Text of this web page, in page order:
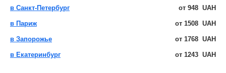
в Санкт-Петербург от 948 UAH
в Париж от 1508 UAH
в Запорожье от 1768 UAH
в Екатеринбург от 1243 UAH